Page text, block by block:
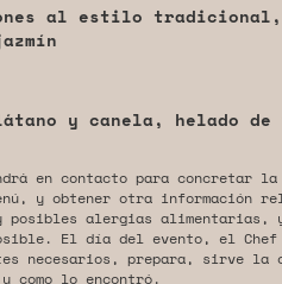
al estilo tradicional,
y canela, helado
en contacto para concretar
y obtener otra información
posibles alergias alimentarias,
El día del evento, el Chef
necesarios, prepara, sirve la
como lo encontró.